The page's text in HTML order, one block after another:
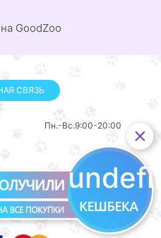
GoodZoo
СВЯЗЬ
Пн.-Вс.9:00-20:00